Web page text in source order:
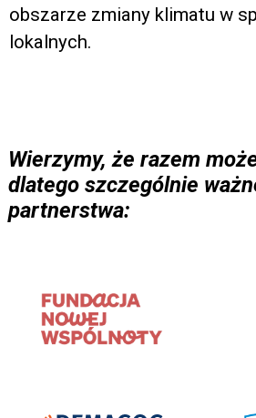
obszarze zmiany‬ klimatu w
lokalnych.‬
Wierzymy, że razem
dlatego szczególnie
partnerstwa: